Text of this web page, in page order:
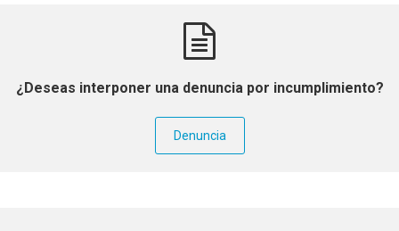
¿Deseas interponer una denuncia por incumplimiento?
Denuncia